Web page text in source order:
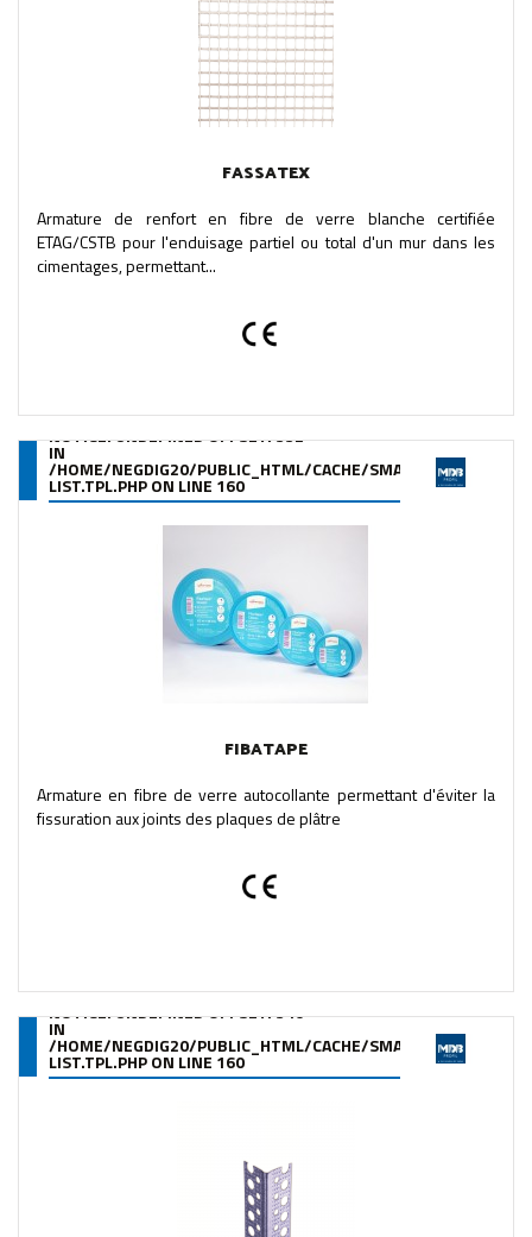
FASSATEX
Armature de renfort en fibre de verre blanche certifiée
ETAG/CSTB pour l'enduisage partiel ou total d'un mur dans les
cimentages, permettant...
NOTICE: UNDEFINED OFFSET: 332
IN
/HOME/NEGDIG20/PUBLIC_HTML/CACHE/SMARTY/
LIST.TPL.PHPON LINE 160
FIBATAPE
Armature en fibre de verre autocollante permettant d'éviter la
fissuration aux joints des plaques de plâtre
NOTICE: UNDEFINED OFFSET: 340
IN
/HOME/NEGDIG20/PUBLIC_HTML/CACHE/SMARTY/
LIST.TPL.PHPON LINE 160